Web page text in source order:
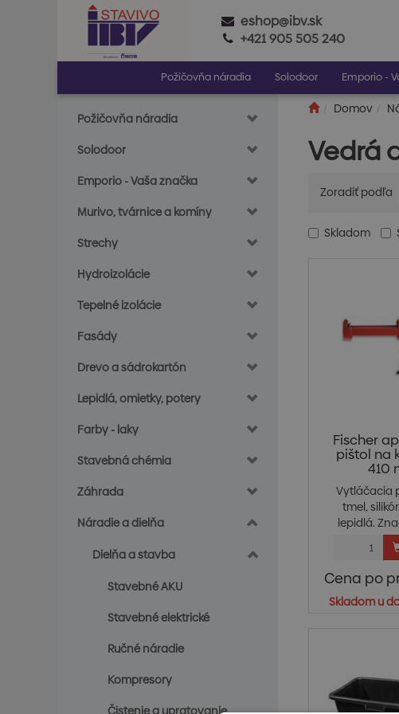
eshop@ibv.sk
+421 905 505 240
Požičovňa náradia Solodoor Emporio -
Požičovňa náradia
Solodoor
Emporio - Vaša značka
Murivo, tvárnice a komíny
Strechy
Hydroizolácie
Tepelné izolácie
Fasády
Drevo a sádrokartón
Lepidlá, omietky, potery
Farby - laky
Stavebná chémia
Záhrada
Náradie a dielňa
Dielňa a stavba
Stavebné AKU
Stavebné elektrické
Ručné náradie
Kompresory
Čistenie a upratovanie
Domov
Vedrá
Zoradiť podľa
Skladom
Fischer
pištol na
410
Vytláčacia
tmel,
lepidlá.
Cena po
Skladom u